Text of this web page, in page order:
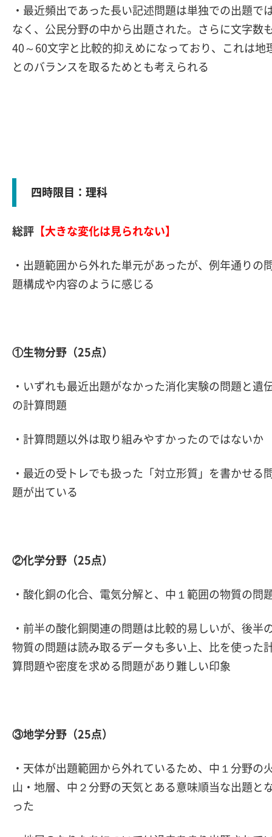
・最近頻出であった長い記述問題は単独での出題で
なく、公民分野の中から出題された。さらに文字数
40～60文字と比較的抑えめになっており、これは地
とのバランスを取るためとも考えられる
四時限目：理科
総評 【大きな変化は見られない】
・出題範囲から外れた単元があったが、例年通りの
題構成や内容のように感じる
①生物分野（25点）
・いずれも最近出題がなかった消化実験の問題と遺
の計算問題
・計算問題以外は取り組みやすかったのではないか
・最近の受トレでも扱った「対立形質」を書かせる
題が出ている
②化学分野（25点）
・酸化銅の化合、電気分解と、中１範囲の物質の問
・前半の酸化銅関連の問題は比較的易しいが、後半
物質の問題は読み取るデータも多い上、比を使った
算問題や密度を求める問題があり難しい印象
③地学分野（25点）
・天体が出題範囲から外れているため、中１分野の
山・地層、中２分野の天気とある意味順当な出題と
った